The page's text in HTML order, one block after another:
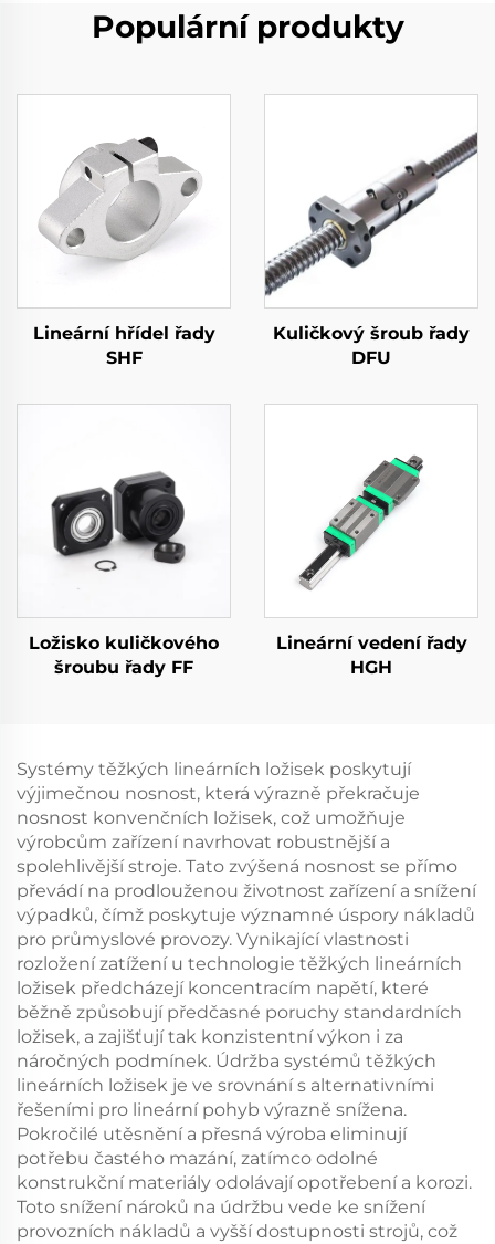
Populární produkty
Lineární hřídel řady
SHF
Kuličkový šroub řady
DFU
Ložisko kuličkového
šroubu řady FF
Lineární vedení řady
HGH
Systémy těžkých lineárních ložisek poskytují
výjimečnou nosnost, která výrazně překračuje
nosnost konvenčních ložisek, což umožňuje
výrobcům zařízení navrhovat robustnější a
spolehlivější stroje. Tato zvýšená nosnost se přímo
převádí na prodlouženou životnost zařízení a snížení
výpadků, čímž poskytuje významné úspory nákladů
pro průmyslové provozy. Vynikající vlastnosti
rozložení zatížení u technologie těžkých lineárních
ložisek předcházejí koncentracím napětí, které
běžně způsobují předčasné poruchy standardních
ložisek, a zajišťují tak konzistentní výkon i za
náročných podmínek. Údržba systémů těžkých
lineárních ložisek je ve srovnání s alternativními
řešeními pro lineární pohyb výrazně snížena.
Pokročilé utěsnění a přesná výroba eliminují
potřebu častého mazání, zatímco odolné
konstrukční materiály odolávají opotřebení a korozi.
Toto snížení nároků na údržbu vede ke snížení
provozních nákladů a vyšší dostupnosti strojů, což